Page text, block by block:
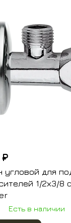
₽
угловой для
1/2х3/8
Есть в наличии